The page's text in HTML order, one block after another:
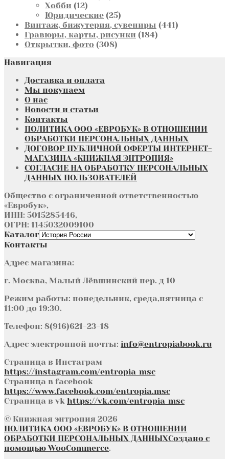
Хобби 1212
товаров
Юридические 2525
товаров
Винтаж, бижутерия, сувениры 441441
Гравюры, карты, рисунки 184184
Открытки, фото 308308
Навигация
Доставка и оплата
Мы покупаем
О нас
Новости и статьи
Контакты
ПОЛИТИКА ООО «ЕВРОБУК» В ОТНОШЕНИИ
ОБРАБОТКИ ПЕРСОНАЛЬНЫХ ДАННЫХ
ДОГОВОР ПУБЛИЧНОЙ ОФЕРТЫ ИНТЕРНЕТ-
МАГАЗИНА «КНИЖНАЯ ЭНТРОПИЯ»
СОГЛАСИЕ НА ОБРАБОТКУ ПЕРСОНАЛЬНЫХ
ДАННЫХ ПОЛЬЗОВАТЕЛЕЙ
Общество с ограниченной ответственностью
«Евробук»,
ИНН: 5015285446,
ОГРН: 1145032009100
Каталог
Контакты
Адрес магазина:
г. Москва, Малый Лёвшинский пер. д 10
Режим работы: понедельник, среда,пятница с
11:00 до 19:30.
Телефон: 8(916)621-23-18
Адрес электронной почты: info@entropiabook.ru
Страница в Инстаграм
https://instagram.com/entropia_msc
Страница в facebook
https://www.facebook.com/entropia.msc
Страница в vk https://vk.com/entropia_msc
© Книжная энтропия 2026
ПОЛИТИКА ООО «ЕВРОБУК» В ОТНОШЕНИИ
ОБРАБОТКИ ПЕРСОНАЛЬНЫХ ДАННЫХСоздано с
помощью WooCommerce.